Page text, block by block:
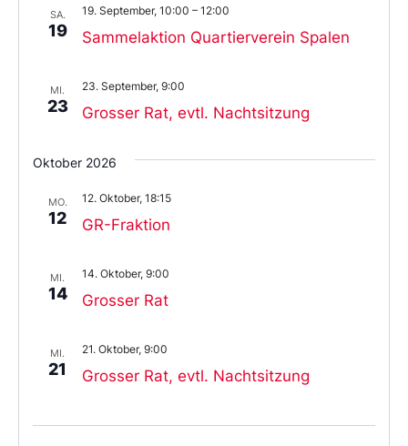
SA.
19 Sammelaktion Quartierverein Spalen
19. September, 10:00 – 12:00
MI.
23 Grosser Rat, evtl. Nachtsitzung
23. September, 9:00
Oktober 2026
MO.
12 GR-Fraktion
12. Oktober, 18:15
MI.
14 Grosser Rat
14. Oktober, 9:00
MI.
21 Grosser Rat, evtl. Nachtsitzung
21. Oktober, 9:00